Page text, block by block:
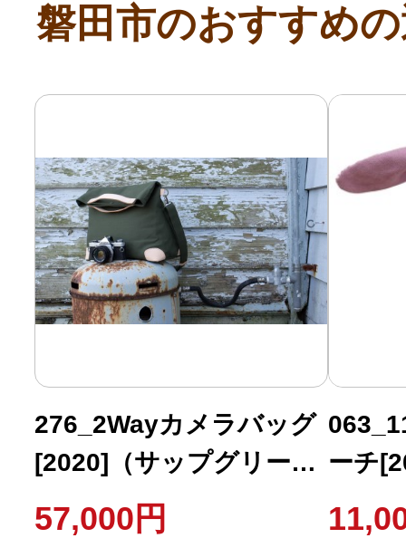
磐田市のおすすめ
276_2Wayカメラバッグ
[2020]（サップグリー
ン）
57,000円
ーチ
イ）